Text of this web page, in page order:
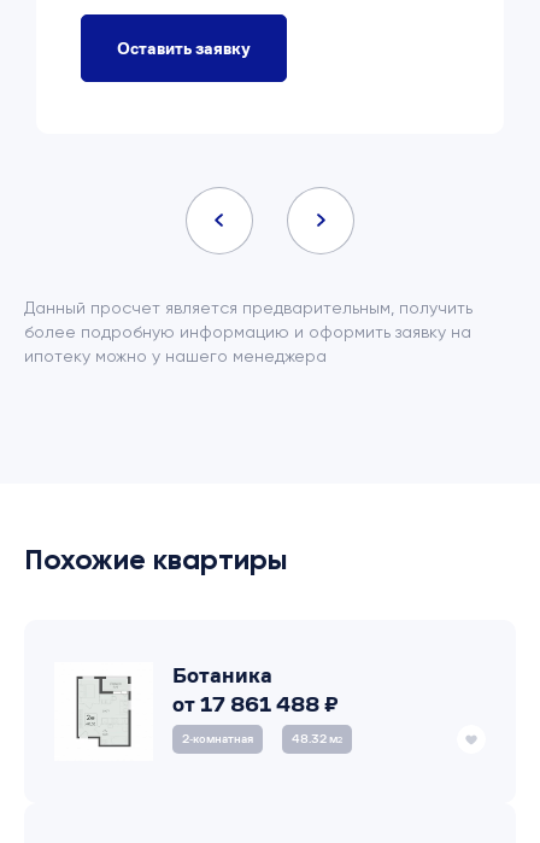
Оставить заявку
Данный просчет является предварительным, получить
более подробную информацию и оформить заявку на
ипотеку можно у нашего менеджера
Похожие квартиры
Ботаника
от 17 861 488 ₽
2‑комнатная 48.32 м2